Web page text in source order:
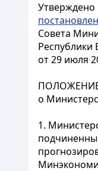
Утверждено
Совета
Республики
от 29 июля
о
1.